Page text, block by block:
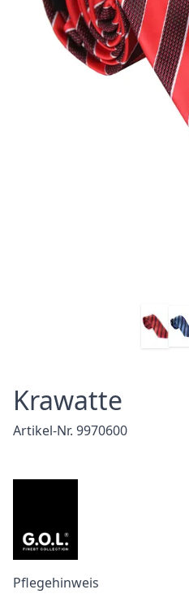
Krawatte
Artikel-Nr. 9970600
Pflegehinweis